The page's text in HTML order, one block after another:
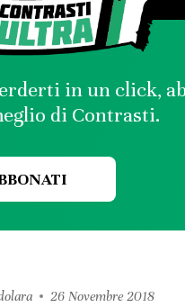
in un click,
di Contrasti.
26 Novembre 2018